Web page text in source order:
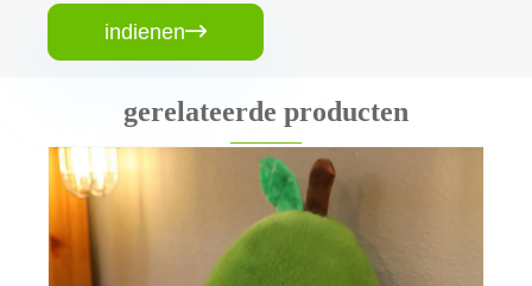
indienen
gerelateerde producten
Basketbal mascotte pluche
Bekijk meer >>